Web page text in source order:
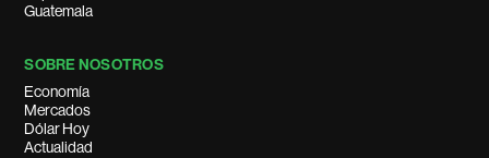
Guatemala
SOBRE NOSOTROS
Economía
Mercados
Dólar Hoy
Actualidad